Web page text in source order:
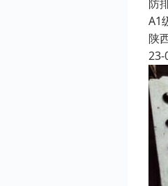
防
A1
陕
23-